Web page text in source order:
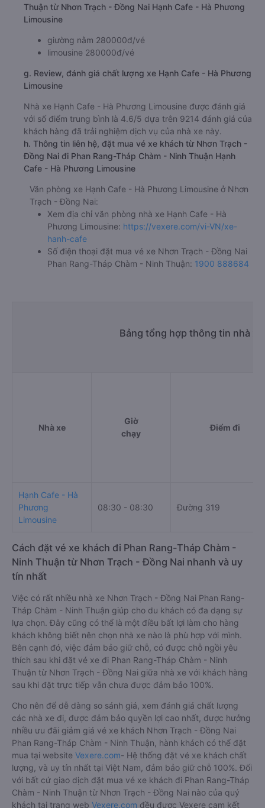
Thuận từ Nhơn Trạch - Đồng Nai Hạnh Cafe - Hà Phương
Limousine
giường nằm 280000đ/vé
limousine 280000đ/vé
g. Review, đánh giá chất lượng xe Hạnh Cafe - Hà Phương
Limousine
Nhà xe Hạnh Cafe - Hà Phương Limousine được đánh giá
với số điểm trung bình là 4.6/5 dựa trên 9214 đánh giá của
khách hàng đã trải nghiệm dịch vụ của nhà xe này.
h. Thông tin liên hệ, đặt mua vé xe khách từ Nhơn Trạch -
Đồng Nai đi Phan Rang-Tháp Chàm - Ninh Thuận Hạnh
Cafe - Hà Phương Limousine
Văn phòng xe Hạnh Cafe - Hà Phương Limousine ở Nhơn
Trạch - Đồng Nai:
Xem địa chỉ văn phòng nhà xe Hạnh Cafe - Hà
Phương Limousine: https://vexere.com/vi-VN/xe-
hanh-cafe
Số điện thoại đặt mua vé xe Nhơn Trạch - Đồng Nai
Phan Rang-Tháp Chàm - Ninh Thuận: 1900 888684
Bảng tổng hợp thông tin nhà
Nhà xe
Giờ
chạy
Điểm đi
Hạnh Cafe - Hà
Phương
Limousine
08:30 - 08:30 Đường 319
Cách đặt vé xe khách đi Phan Rang-Tháp Chàm -
Ninh Thuận từ Nhơn Trạch - Đồng Nai nhanh và uy
tín nhất
Việc có rất nhiều nhà xe Nhơn Trạch - Đồng Nai Phan Rang-
Tháp Chàm - Ninh Thuận giúp cho du khách có đa dạng sự
lựa chọn. Đây cũng có thể là một điều bất lợi làm cho hàng
khách không biết nên chọn nhà xe nào là phù hợp với mình.
Bên cạnh đó, việc đảm bảo giữ chỗ, có được chỗ ngồi yêu
thích sau khi đặt vé xe đi Phan Rang-Tháp Chàm - Ninh
Thuận từ Nhơn Trạch - Đồng Nai giữa nhà xe với khách hàng
sau khi đặt trực tiếp vẫn chưa được đảm bảo 100%.
Cho nên để dễ dàng so sánh giá, xem đánh giá chất lượng
các nhà xe đi, được đảm bảo quyền lợi cao nhất, được hưởng
nhiều ưu đãi giảm giá vé xe khách Nhơn Trạch - Đồng Nai
Phan Rang-Tháp Chàm - Ninh Thuận, hành khách có thể đặt
mua tại website Vexere.com- Hệ thống đặt vé xe khách chất
lượng, và uy tín nhất tại Việt Nam, đảm bảo giữ chỗ 100%. Đối
với bất cứ giao dịch đặt mua vé xe khách đi Phan Rang-Tháp
Chàm - Ninh Thuận từ Nhơn Trạch - Đồng Nai nào của quý
khách tại trang web Vexere.com đều được Vexere cam kết